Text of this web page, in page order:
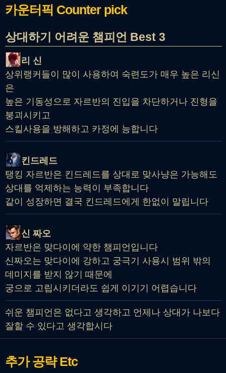
카운터픽 Counter pick
상대하기 어려운 챔피언 Best 3
리 신
상위랭커들이 많이 사용하여 숙련도가 매우 높은 리신
은
높은 기동성으로 자르반의 진입을 차단하거나 진형을
붕괴시키고
스킬사용을 방해하고 카정에 능합니다
킨드레드
탱킹 자르반은 킨드레드를 상대로 맞사냥은 가능해도
상대를 억제하는 능력이 부족합니다
같이 성장하면 결국 킨드레드에게 한없이 말립니다
신 짜오
자르반은 맞다이에 약한 챔피언입니다
신짜오는 맞다이에 강하고 궁극기 사용시 범위 밖의
데미지를 받지 않기 때문에
궁으로 고립시키더라도 쉽게 이기기 어렵습니다
쉬운 챔피언은 없다고 생각하고 언제나 상대가 나보다
잘할 수 있다고 생각합시다
추가 공략Etc